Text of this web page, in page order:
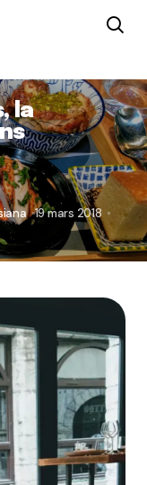
la
19 mars 2018